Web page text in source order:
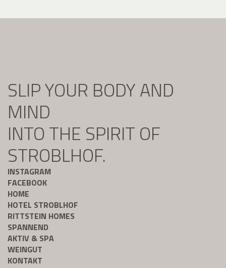
SLIP YOUR BODY AND
MIND
INTO THE SPIRIT OF
STROBLHOF.
INSTAGRAM
FACEBOOK
HOME
HOTEL STROBLHOF
RITTSTEIN HOMES
SPANNEND
AKTIV & SPA
WEINGUT
KONTAKT